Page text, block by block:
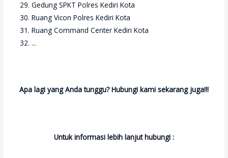
Gedung SPKT Polres Kediri Kota
Ruang Vicon Polres Kediri Kota
Ruang Command Center Kediri Kota
...
Apa lagi yang Anda tunggu? Hubungi kami sekarang juga!!!
Untuk informasi lebih lanjut hubungi :